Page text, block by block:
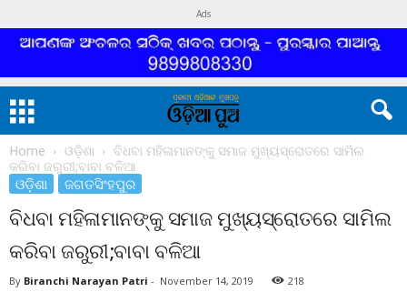
Ads
Home ଓଡ଼ିଶା
ବିଧବା ମହିଳାମାନଙ୍କୁ ସମାଜ ମୁଖ୍ୟସ୍ରୋତରେ ସାମିଲ
କରିବା ଜରୁରୀ;ବାବା ବଳିଆ
ଓଡ଼ିଶା ଜଗତସିଂହପୁର
ବିଧବା ମହିଳାମାନଙ୍କୁ ସମାଜ ମୁଖ୍ୟସ୍ରୋତରେ ସାମିଲ
କରିବା ଜରୁରୀ;ବାବା ବଳିଆ
By Biranchi Narayan Patri - November 14, 2019 218